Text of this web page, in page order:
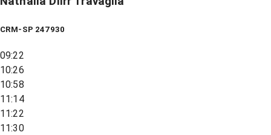
CRM-SP 247930
09:22
10:26
10:58
11:14
11:22
11:30